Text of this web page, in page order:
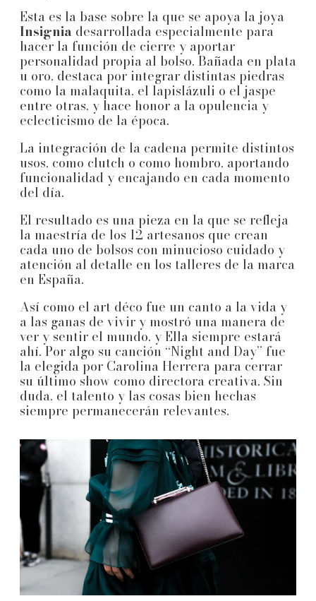
Esta es la base sobre la que se apoya la joya
Insignia desarrollada especialmente para
hacer la función de cierre y aportar
personalidad propia al bolso. Bañada en plata
u oro, destaca por integrar distintas piedras
como la malaquita, el lapislázuli o el jaspe
entre otras, y hace honor a la opulencia y
eclecticismo de la época.
La integración de la cadena permite distintos
usos, como clutch o como hombro, aportando
funcionalidad y encajando en cada momento
del día.
El resultado es una pieza en la que se refleja
la maestría de los 12 artesanos que crean
cada uno de bolsos con minucioso cuidado y
atención al detalle en los talleres de la marca
en España.
Así como el art déco fue un canto a la vida y
a las ganas de vivir y mostró una manera de
ver y sentir el mundo, y Ella siempre estará
ahí. Por algo su canción “Night and Day” fue
la elegida por Carolina Herrera para cerrar
su último show como directora creativa. Sin
duda, el talento y las cosas bien hechas
siempre permanecerán relevantes.